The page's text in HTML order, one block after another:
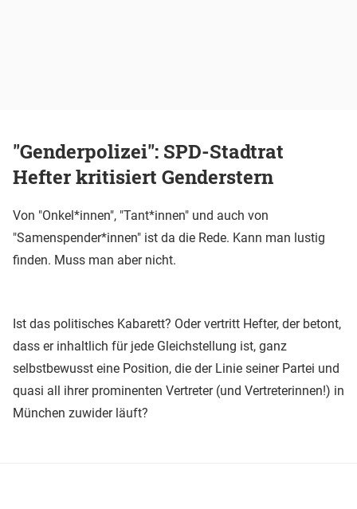
"Genderpolizei": SPD-Stadtrat
Hefter kritisiert Genderstern
Von "Onkel*innen", "Tant*innen" und auch von
"Samenspender*innen" ist da die Rede. Kann man lustig
finden. Muss man aber nicht.
Ist das politisches Kabarett? Oder vertritt Hefter, der betont,
dass er inhaltlich für jede Gleichstellung ist, ganz
selbstbewusst eine Position, die der Linie seiner Partei und
quasi all ihrer prominenten Vertreter (und Vertreterinnen!) in
München zuwider läuft?